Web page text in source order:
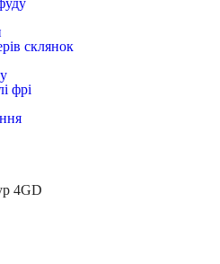
склянок
фрі
4GD